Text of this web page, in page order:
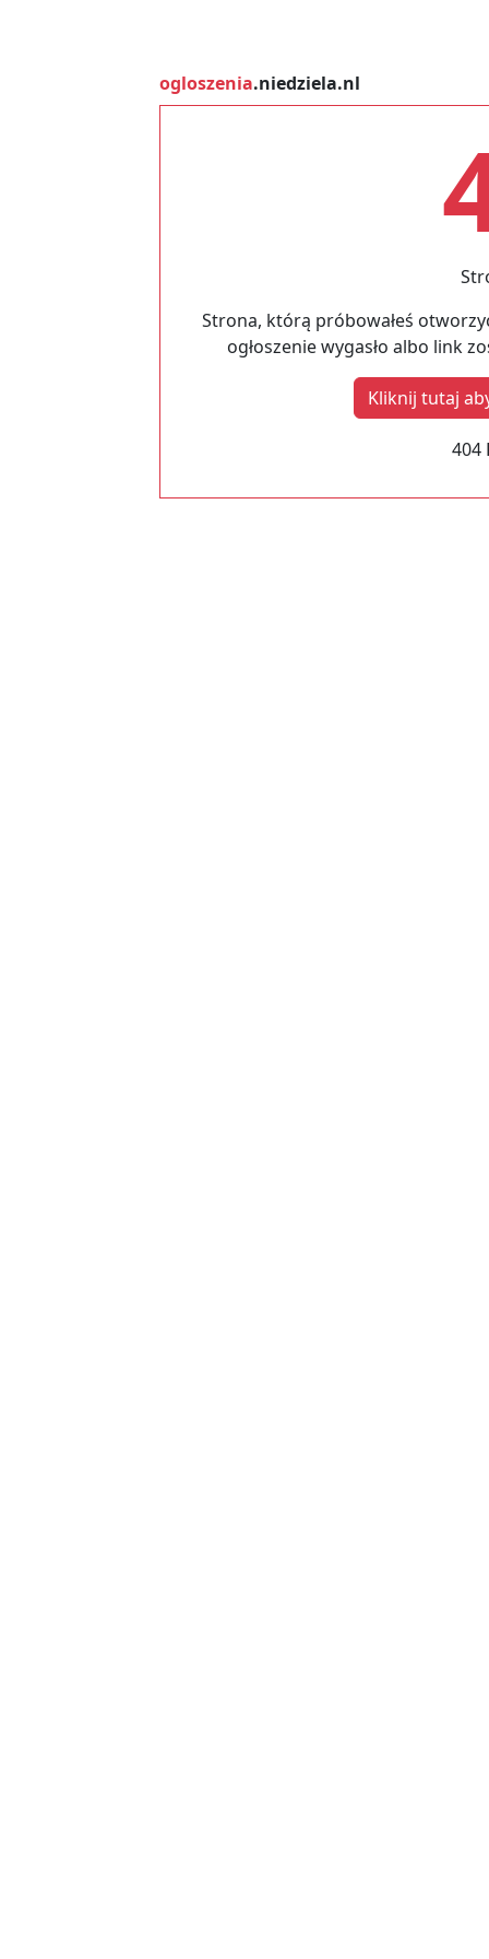
ogloszenia.niedziela.nl
Strona, którą próbowałeś
ogłoszenie wygasło albo link
Kliknij tutaj
404